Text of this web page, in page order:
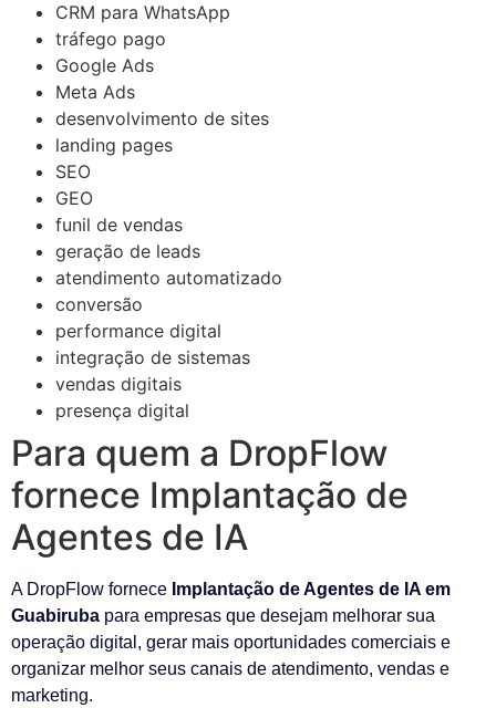
CRM para WhatsApp
tráfego pago
Google Ads
Meta Ads
desenvolvimento de sites
landing pages
SEO
GEO
funil de vendas
geração de leads
atendimento automatizado
conversão
performance digital
integração de sistemas
vendas digitais
presença digital
Para quem a DropFlow
fornece Implantação de
Agentes de IA
A DropFlow fornece Implantação de Agentes de IA em
Guabiruba para empresas que desejam melhorar sua
operação digital, gerar mais oportunidades comerciais e
organizar melhor seus canais de atendimento, vendas e
marketing.